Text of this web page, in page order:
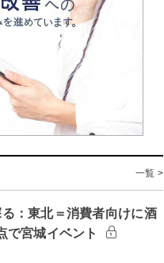
一覧 >
：東北＝消費者向けに酒
宮城イベント